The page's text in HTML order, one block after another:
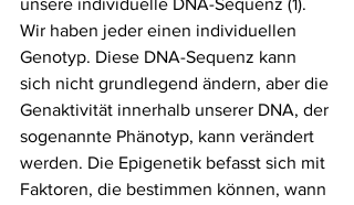
unsere individuelle DNA-Sequenz (1).
Wir haben jeder einen individuellen
Genotyp. Diese DNA-Sequenz kann
sich nicht grundlegend ändern, aber die
Genaktivität innerhalb unserer DNA, der
sogenannte Phänotyp, kann verändert
werden. Die Epigenetik befasst sich mit
Faktoren, die bestimmen können, wann